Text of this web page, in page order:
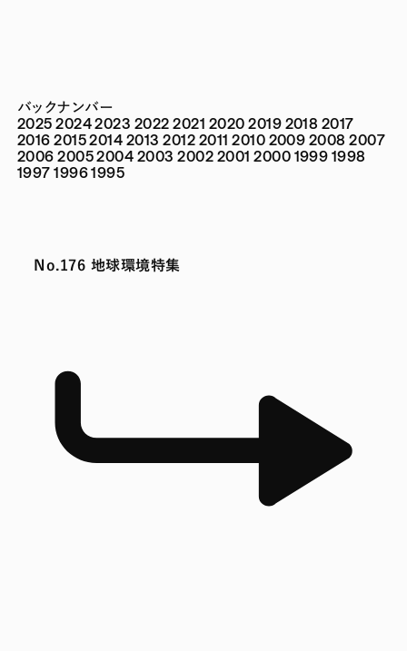
バックナンバー
2025 20242023 2022 2021 2020 2019 2018 2017
2016 20152014 2013 2012 2011 2010 2009 2008 2007
2006 20052004 2003 2002 2001 2000 1999 1998
1997 19961995
No.176 地球環境特集